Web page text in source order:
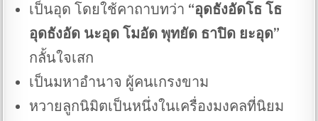
เป็นอุด โดยใช้คาถาบทว่า “อุดธังอัดโธ โธ
อุดธังอัด นะอุด โมอัด พุทยัด ธาปิด ยะอุด”
กลั้นใจเสก
เป็นมหาอำนาจ ผู้คนเกรงขาม
หวายลูกนิมิตเป็นหนึ่งในเครื่องมงคลที่นิยม